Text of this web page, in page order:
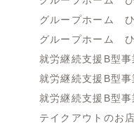
グループホーム
グループホーム
就労継続支援B型
就労継続支援B型
就労継続支援B型
テイクアウトのお